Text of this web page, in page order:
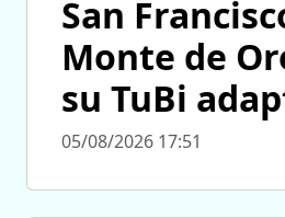
San
Monte de
su TuBi
05/08/2026 17:51